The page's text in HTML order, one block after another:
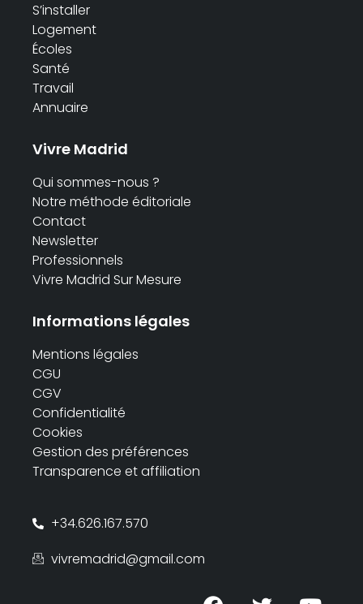
S’installer
Logement
Écoles
Santé
Travail
Annuaire
Vivre Madrid
Qui sommes-nous ?
Notre méthode éditoriale
Contact
Newsletter
Professionnels
Vivre Madrid Sur Mesure
Informations légales
Mentions légales
CGU
CGV
Confidentialité
Cookies
Gestion des préférences
Transparence et affiliation
+34.626.167.570
vivremadrid@gmail.com